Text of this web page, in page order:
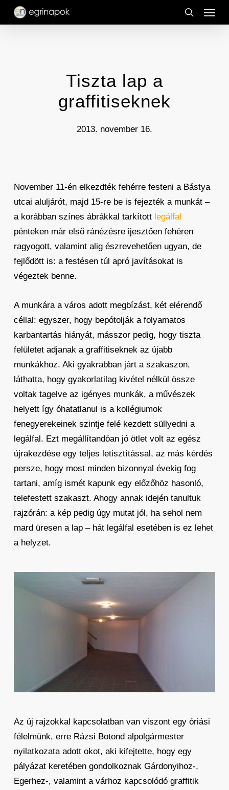
Skip
search
Menu
Tiszta lap a
graffitiseknek
2013. november 16.
November 11-én elkezdték fehérre festeni a Bástya
utcai aluljárót, majd 15-re be is fejezték a munkát –
a korábban színes ábrákkal tarkított legálfal
pénteken már első ránézésre ijesztően fehéren
ragyogott, valamint alig észrevehetően ugyan, de
fejlődött is: a festésen túl apró javításokat is
végeztek benne.
A munkára a város adott megbízást, két elérendő
céllal: egyszer, hogy bepótolják a folyamatos
karbantartás hiányát, másszor pedig, hogy tiszta
felületet adjanak a graffitiseknek az újabb
munkákhoz. Aki gyakrabban járt a szakaszon,
láthatta, hogy gyakorlatilag kivétel nélkül össze
voltak tagelve az igényes munkák, a művészek
helyett így óhatatlanul is a kollégiumok
fenegyerekeinek szintje felé kezdett süllyedni a
legálfal. Ezt megállítandóan jó ötlet volt az egész
újrakezdése egy teljes letisztítással, az más kérdés
persze, hogy most minden bizonnyal évekig fog
tartani, amíg ismét kapunk egy előzőhöz hasonló,
telefestett szakaszt. Ahogy annak idején tanultuk
rajzórán: a kép pedig úgy mutat jól, ha sehol nem
mard üresen a lap – hát legálfal esetében is ez lehet
a helyzet.
Az új rajzokkal kapcsolatban van viszont egy óriási
félelmünk, erre Rázsi Botond alpolgármester
nyilatkozata adott okot, aki kifejtette, hogy egy
pályázat keretében gondolkoznak Gárdonyihoz-,
Egerhez-, valamint a várhoz kapcsolódó graffitik